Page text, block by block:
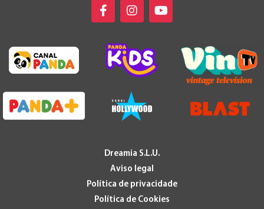
Dreamia S.L.U.
Aviso legal
Política de privacidade
Política de Cookies